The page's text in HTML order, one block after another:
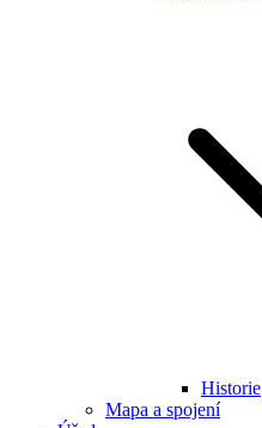
Historie
Mapa a spojení